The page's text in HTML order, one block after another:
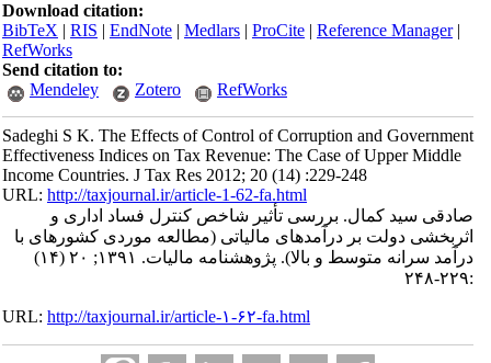
Download citation:
BibTeX|RIS|EndNote|Medlars|ProCite|Reference Manager
RefWorks
Send citation to:
Mendeley
Zotero RefWorks
Sadeghi S K. The Effects of Control of Corruption and Government
Effectiveness Indices on Tax Revenue: The Case of Upper Middle
Income Countries. J Tax Res 2012; 20 (14) :229-248
URL:http://taxjournal.ir/article-1-62-fa.html
صادقی سید کمال. بررسی تأثیر شاخص کنترل فساد اداری و
اثربخشی دولت بر درآمدهای مالیاتی (مطالعه موردی کشورهای با
درآمد سرانه متوسط و بالا). پژوهشنامه مالیات. ۱۳۹۱; ۲۰ (۱۴)
URL:http://taxjournal.ir/article-۱-۶۲-fa.html